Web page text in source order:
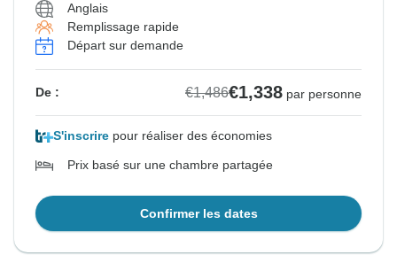
Anglais
Remplissage rapide
Départ sur demande
De : €1,486€1,338 par personne
S'inscrire pour réaliser des économies
Prix basé sur une chambre partagée
Confirmer les dates